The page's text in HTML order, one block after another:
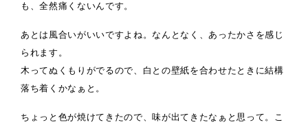
も、全然痛くないんです。
あとは風合いがいいですよね。なんとなく、あったかさを感じ
られます。
木ってぬくもりがでるので、白との壁紙を合わせたときに結構
落ち着くかなぁと。
ちょっと色が焼けてきたので、味が出てきたなぁと思って。こ